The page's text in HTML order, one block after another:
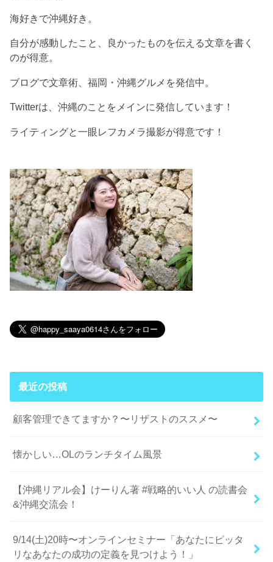
海好きで沖縄好き。
自分が感動したこと、良かったものを伝える文章を書く
のが得意。
ブログで文章術、福岡・沖縄グルメを発信中。
Twitterは、沖縄のことをメインに発信しています！
ライティングと一眼レフカメラ撮影が得意です！
最近の投稿
顧客管理できてますか？〜リザストのススメ〜
懐かしい…OLのランチタイム風景
【沖縄リアル会】けーりん著 #戦略的いい人 の読書会
&沖縄交流会！
9/14(土)20時〜オンラインセミナー「あなたにピッタ
リなあなたの成功の定義を見つけよう！」